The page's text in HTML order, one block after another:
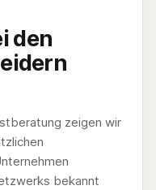
den
zeigen wir
bekannt